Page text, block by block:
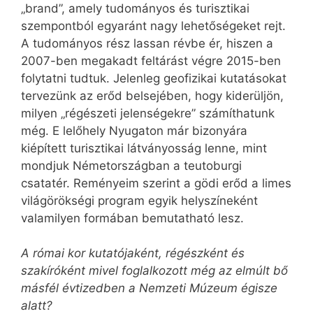
„brand”, amely tudományos és turisztikai
szempontból egyaránt nagy lehetőségeket rejt.
A tudományos rész lassan révbe ér, hiszen a
2007-ben megakadt feltárást végre 2015-ben
folytatni tudtuk. Jelenleg geofizikai kutatásokat
tervezünk az erőd belsejében, hogy kiderüljön,
milyen „régészeti jelenségekre” számíthatunk
még. E lelőhely Nyugaton már bizonyára
kiépített turisztikai látványosság lenne, mint
mondjuk Németországban a teu­to­bur­gi
csatatér. Reményeim szerint a gödi erőd a limes
világörökségi program egyik helyszíneként
valamilyen formában bemutatható lesz.
A római kor kutatójaként, régészként és
szakíróként mivel foglalkozott még az elmúlt bő
másfél évtizedben a Nemzeti Múzeum égisze
alatt?